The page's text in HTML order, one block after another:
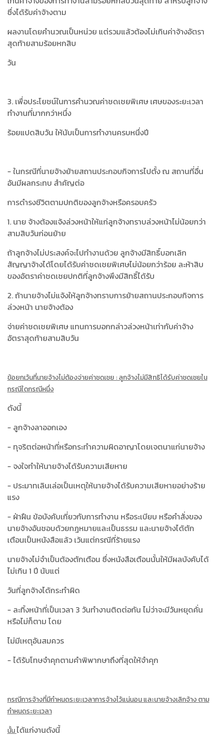
ซึ่งได้รับค่าจ้างตาม
ผลงานโดยคำนวณเป็นหน่วย แต่รวมแล้วต้องไม่เกินค่าจ้างอัตรา
สุดท้ายสามร้อยหกสิบ
วัน
3. เพื่อประโยชน์ในการคำนวณค่าชดเชยพิเศษ เศษของระยะเวลา
ทำงานที่มากกว่าหนึ่ง
ร้อยแปดสิบวัน ให้นับเป็นการทำงานครบหนึ่งปี
- ในกรณีที่นายจ้างย้ายสถานประกอบกิจการไปตั้ง ณ สถานที่อื่น
อันมีผลกระทบ สำคัญต่อ
การดำรงชีวิตตามปกติของลูกจ้างหรือครอบครัว
1. นาย จ้างต้องแจ้งล่วงหน้าให้แก่ลูกจ้างทราบล่วงหน้าไม่น้อยกว่า
สามสิบวันก่อนย้าย
ถ้าลูกจ้างไม่ประสงค์จะไปทำงานด้วย ลูกจ้างมีสิทธิ์บอกเลิก
สัญญาจ้างได้โดยได้รับค่าชดเชยพิเศษไม่น้อยกว่าร้อย ละห้าสิบ
ของอัตราค่าชดเชยปกติที่ลูกจ้างพึงมีสิทธิ์ได้รับ
2. ถ้านายจ้างไม่แจ้งให้ลูกจ้างทราบการย้ายสถานประกอบกิจการ
ล่วงหน้า นายจ้างต้อง
จ่ายค่าชดเชยพิเศษ แทนการบอกกล่าวล่วงหน้าเท่ากับค่าจ้าง
อัตราสุดท้ายสามสิบวัน
ข้อยกเว้นที่นายจ้างไม่ต้องจ่ายค่าชดเชย : ลูกจ้างไม่มีสิทธิได้รับค่าชดเชยใน
กรณีใดกรณีหนึ่ง
ดังนี้
- ลูกจ้างลาออกเอง
- ทุจริตต่อหน้าที่หรือกระทำความผิดอาญาโดยเจตนาแก่นายจ้าง
- จงใจทำให้นายจ้างได้รับความเสียหาย
- ประมาทเลินเล่อเป็นเหตุให้นายจ้างได้รับความเสียหายอย่างร้าย
แรง
- ฝ่าฝืน ข้อบังคับเกี่ยวกับการทำงาน หรือระเบียบ หรือคำสั่งของ
นายจ้างอันชอบด้วยกฎหมายและเป็นธรรม และนายจ้างได้ตัก
เตือนเป็นหนังสือแล้ว เว้นแต่กรณีที่ร้ายแรง
นายจ้างไม่จำเป็นต้องตักเตือน ซึ่งหนังสือเตือนนั้นให้มีผลบังคับได้
ไม่เกิน 1 ปี นับแต่
วันที่ลูกจ้างได้กระทำผิด
- ละทิ้งหน้าที่เป็นเวลา 3 วันทำงานติดต่อกัน ไม่ว่าจะมีวันหยุดคั่น
หรือไม่ก็ตาม โดย
ไม่มีเหตุอันสมควร
- ได้รับโทษจำคุกตามคำพิพากษาถึงที่สุดให้จำคุก
กรณีการจ้างที่มีกำหนดระยะเวลาการจ้างไว้แน่นอน และนายจ้างเลิกจ้าง ตาม
กำหนดระยะเวลา
นั้นได้แก่งานดังนี้